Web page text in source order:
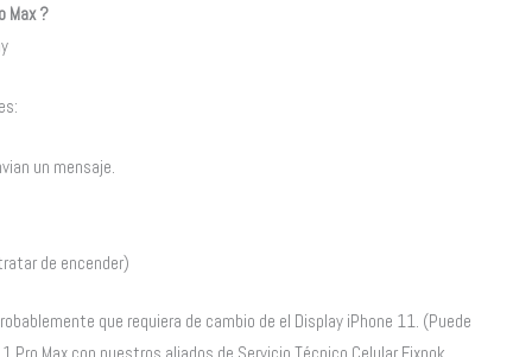
Max ?
un mensaje.
de encender)
que requiera de cambio de el Display iPhone 11. (Puede